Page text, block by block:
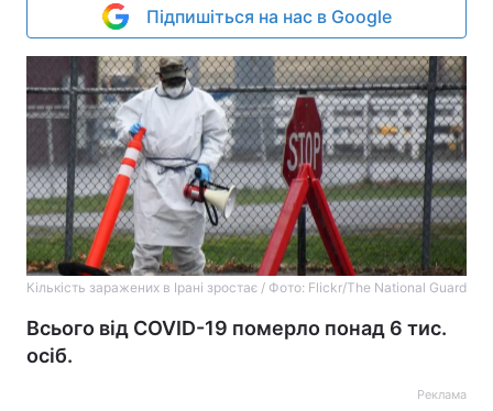
Підпишіться на нас в Google
Кількість заражених в Ірані зростає / Фото: Flickr/The National Guard
Всього від COVID-19 померло понад 6 тис.
осіб.
Реклама